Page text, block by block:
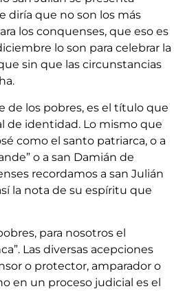
diría que no son los más
los conquenses, que eso es
lo son para celebrar la
sin que las circunstancias
de los pobres, es el título que
de identidad. Lo mismo que
como el santo patriarca, o a
o a san Damián de
recordamos a san Julián
la nota de su espíritu que
para nosotros el
Las diversas acepciones
o protector, amparador o
en un proceso judicial es el